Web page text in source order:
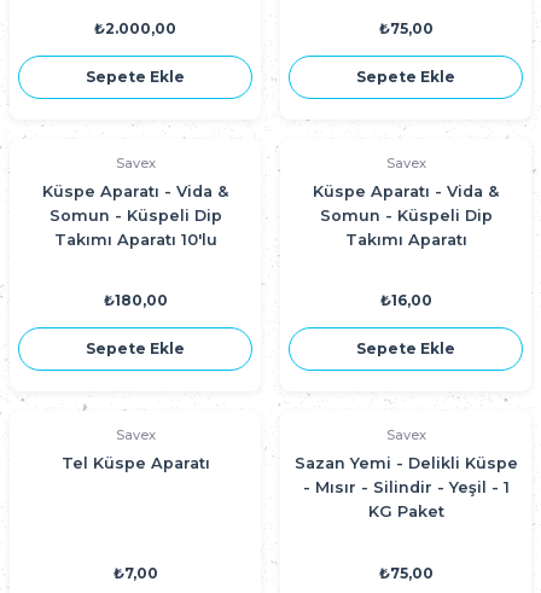
₺2.000,00
Sepete Ekle
₺75,00
Sepete Ekle
Savex
Küspe Aparatı - Vida &
Somun - Küspeli Dip
Takımı Aparatı 10'lu
₺180,00
Sepete Ekle
Savex
Küspe Aparatı - Vida &
Somun - Küspeli Dip
Takımı Aparatı
₺16,00
Sepete Ekle
Savex
Tel Küspe Aparatı
₺7,00
Savex
Sazan Yemi - Delikli Küspe
- Mısır - Silindir - Yeşil - 1
KG Paket
₺75,00